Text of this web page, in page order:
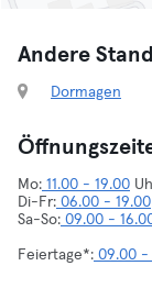
Andere
Dormagen
Mo: 11.00 - 19.00
Di-Fr: 06.00 - 19.00
Sa-So: 09.00 -
Feiertage*: 09.00 -